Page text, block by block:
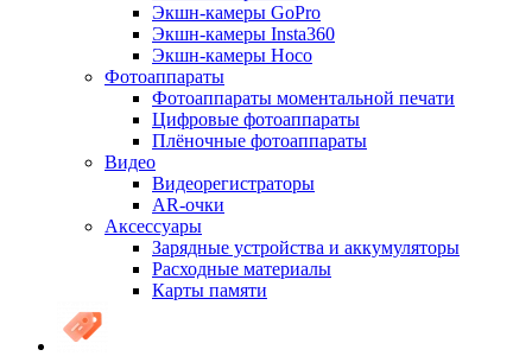
Экшн-камеры GoPro
Экшн-камеры Insta360
Экшн-камеры Hoco
Фотоаппараты
Фотоаппараты моментальной печати
Цифровые фотоаппараты
Плёночные фотоаппараты
Видео
Видеорегистраторы
AR-очки
Аксессуары
Зарядные устройства и аккумуляторы
Расходные материалы
Карты памяти